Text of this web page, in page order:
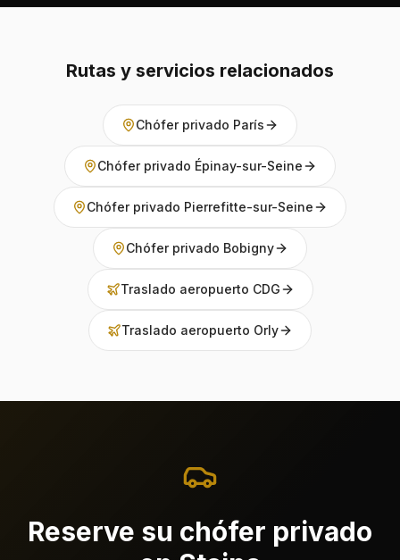
Rutas y servicios relacionados
Chófer privado París
Chófer privado Épinay-sur-Seine
Chófer privado Pierrefitte-sur-Seine
Chófer privado Bobigny
Traslado aeropuerto CDG
Traslado aeropuerto Orly
Reserve su chófer privado